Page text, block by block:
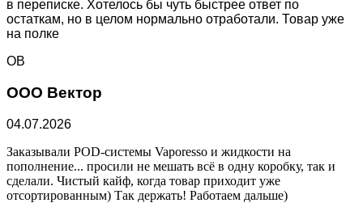
в переписке. Хотелось бы чуть быстрее ответ по
остаткам, но в целом нормально отработали. Товар уже
на полке
ОВ
ООО Вектор
04.07.2026
Заказывали POD-системы Vaporesso и жидкости на
пополнение... просили не мешать всё в одну коробку, так и
сделали. Чистый кайф, когда товар приходит уже
отсортированным) Так держать! Работаем дальше)